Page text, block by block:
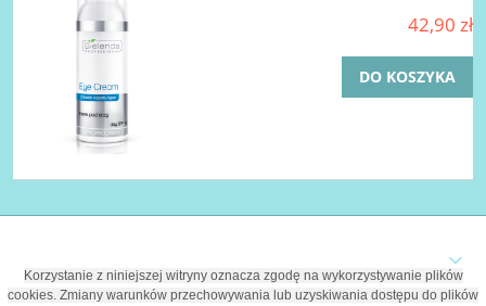
42,90 zł
DO KOSZYKA
Korzystanie z niniejszej witryny oznacza zgodę na wykorzystywanie plików
cookies. Zmiany warunków przechowywania lub uzyskiwania dostępu do plików